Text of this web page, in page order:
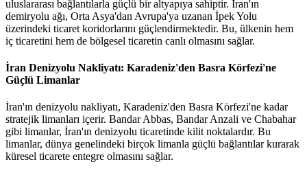
uluslararası bağlantılarla güçlü bir altyapıya sahiptir. İran'ın
demiryolu ağı, Orta Asya'dan Avrupa'ya uzanan İpek Yolu
üzerindeki ticaret koridorlarını güçlendirmektedir. Bu, ülkenin hem
iç ticaretini hem de bölgesel ticaretin canlı olmasını sağlar.
İran Denizyolu Nakliyatı: Karadeniz'den Basra Körfezi'ne
Güçlü Limanlar
İran'ın denizyolu nakliyatı, Karadeniz'den Basra Körfezi'ne kadar
stratejik limanları içerir. Bandar Abbas, Bandar Anzali ve Chabahar
gibi limanlar, İran'ın denizyolu ticaretinde kilit noktalardır. Bu
limanlar, dünya genelindeki birçok limanla güçlü bağlantılar kurarak
küresel ticarete entegre olmasını sağlar.